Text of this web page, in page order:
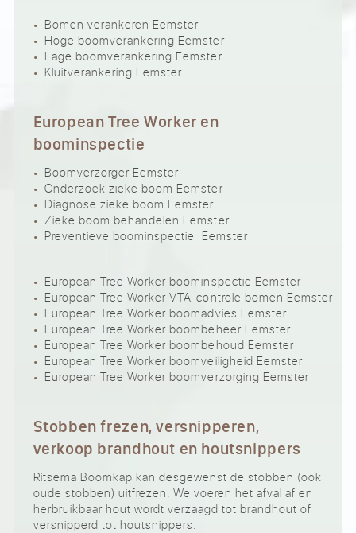
Bomen verankeren Eemster
Hoge boomverankering Eemster
Lage boomverankering Eemster
Kluitverankering Eemster
European Tree Worker en
boominspectie
Boomverzorger Eemster
Onderzoek zieke boom Eemster
Diagnose zieke boom Eemster
Zieke boom behandelen Eemster
Preventieve boominspectie Eemster
European Tree Worker boominspectie Eemster
European Tree Worker VTA-controle bomen Eemster
European Tree Worker boomadvies Eemster
European Tree Worker boombeheer Eemster
European Tree Worker boombehoud Eemster
European Tree Worker boomveiligheid Eemster
European Tree Worker boomverzorging Eemster
Stobben frezen, versnipperen,
verkoop brandhout en houtsnippers
Ritsema Boomkap kan desgewenst de stobben (ook
oude stobben) uitfrezen. We voeren het afval af en
herbruikbaar hout wordt verzaagd tot brandhout of
versnipperd tot houtsnippers.